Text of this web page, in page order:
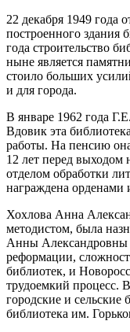
22 декабря 1949 года
построенного здания
года строительство
ныне является
стоило больших
и для города.
В январе 1962 года
Вдовик эта
работы. На пенсию
12 лет перед выходом
отделом обработки
награждена орденами
Хохлова Анна
методистом, была
Анны Александровны
реформации,
библиотек, и
трудоемкий процесс.
городские и сельские
библиотека им.